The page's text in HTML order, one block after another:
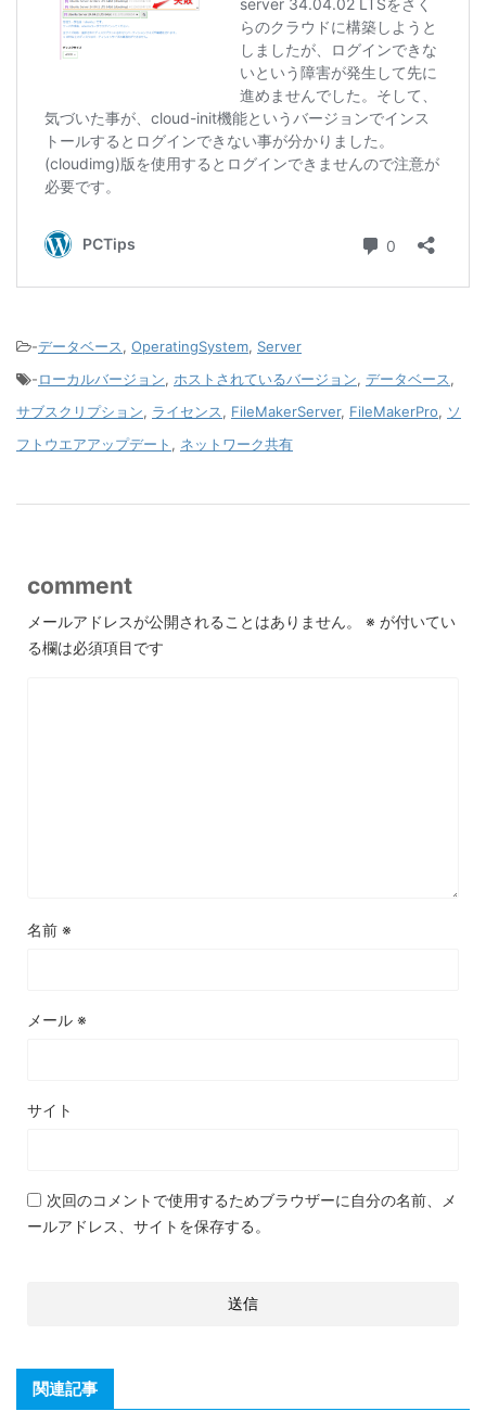
-データベース, OperatingSystem, Server
-ローカルバージョン, ホストされているバージョン, データベース,
サブスクリプション, ライセンス, FileMakerServer, FileMakerPro, ソ
フトウエアアップデート , ネットワーク共有
comment
メールアドレスが公開されることはありません。 ※ が付いてい
る欄は必須項目です
名前 ※
メール ※
サイト
次回のコメントで使用するためブラウザーに自分の名前、メ
ールアドレス、サイトを保存する。
関連記事